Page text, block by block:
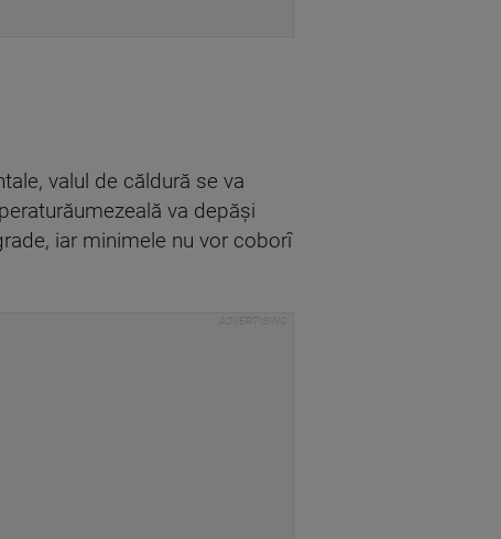
valul de căldură se va
va depăși
iar minimele nu vor coborî